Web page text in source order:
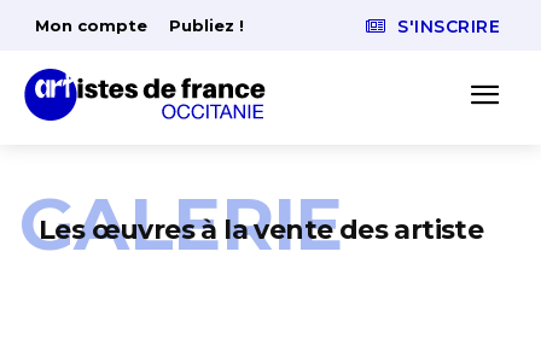
Mon compte Publiez ! S'INSCRIRE
Les œuvres à la vente des artiste
GALERIE